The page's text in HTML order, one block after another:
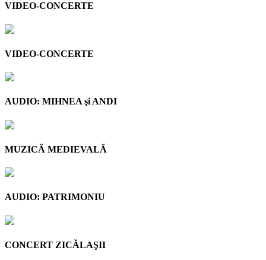
VIDEO-CONCERTE
VIDEO-CONCERTE
AUDIO: MIHNEA şi ANDI
MUZICĂ MEDIEVALĂ
AUDIO: PATRIMONIU
CONCERT ZICĂLAŞII